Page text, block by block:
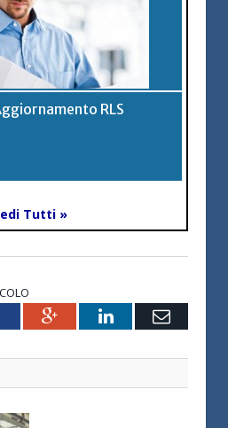
RLS
Tutti »
Google+LinkedInEmail